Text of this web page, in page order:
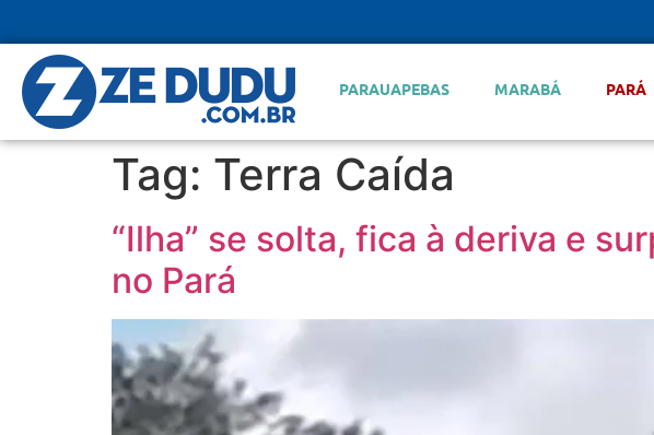
PARAUAPEBAS MARABÁ PARÁ
Tag: Terra Caída
“Ilha” se solta, fica à deriva e
no Pará